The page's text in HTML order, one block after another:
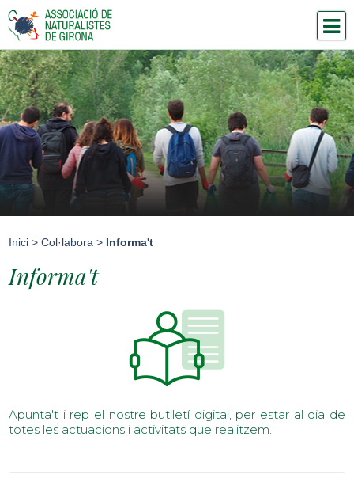
Inici > Col·labora > Informa't
Informa't
Apunta't i rep el nostre butlletí digital, per estar al dia de
totes les actuacions i activitats que realitzem.